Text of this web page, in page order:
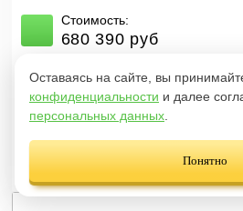
Стоимость:
680 390 руб
Оставаясь на сайте, вы
конфиденциальности и далее
персональных данных
Понятно